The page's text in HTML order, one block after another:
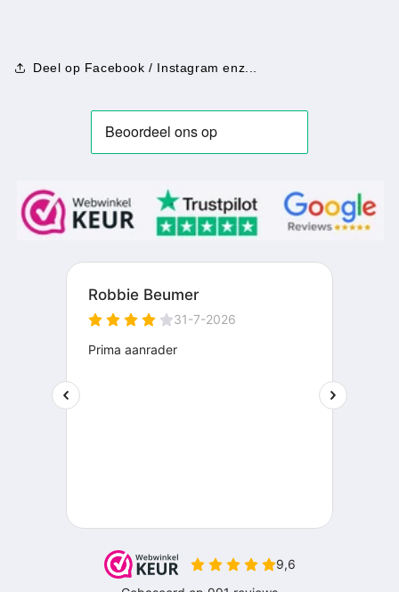
Deel op Facebook / Instagram enz...